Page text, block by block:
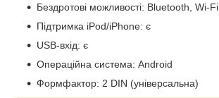
Бездротові можливості: Bluetooth, Wi-Fi
Підтримка iPod/iPhone: є
USB-вхід: є
Операційна система: Android
Формфактор: 2 DIN (універсальна)